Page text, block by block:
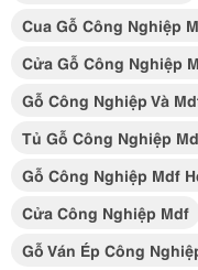
Cua Gỗ Công Nghiệp
Cửa Gỗ Công Nghiệp
Gỗ Công Nghiệp Và
Tủ Gỗ Công Nghiệp
Gỗ Công Nghiệp Mdf
Cửa Công Nghiệp Mdf
Gỗ Ván Ép Công